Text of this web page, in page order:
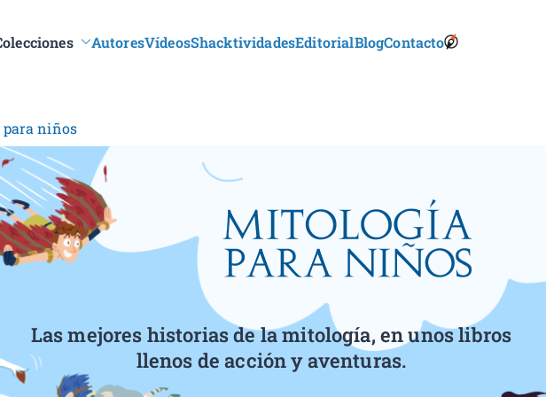
AutoresVídeosShacktividadesEditorialBlogContactoS
B
o
o
para niños
Las mejores historias de la mitología, en unos libros
llenos de acción y aventuras.